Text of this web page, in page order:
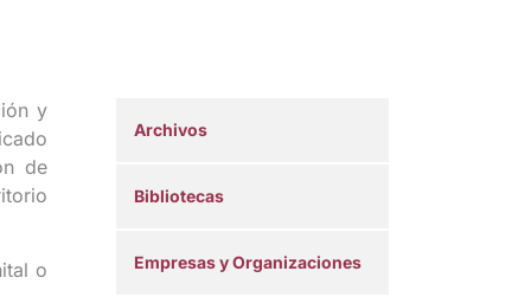
y
de
o
Archivos
Bibliotecas
Empresas y Organizaciones